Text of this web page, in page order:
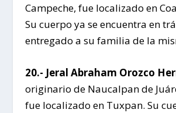
Campeche, fue localizado en
Su cuerpo ya se encuentra en
entregado a su familia de la
20.- Jeral Abraham Orozco
originario de Naucalpan de
fue localizado en Tuxpan. Su